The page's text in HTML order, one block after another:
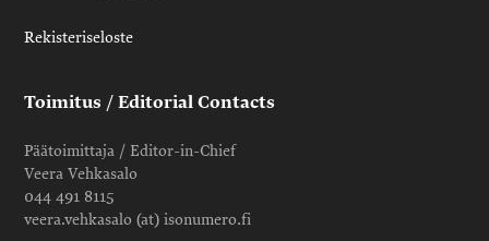
Rekisteriseloste
Toimitus / Editorial Contacts
Päätoimittaja / Editor-in-Chief
Veera Vehkasalo
044 491 8115
veera.vehkasalo (at) isonumero.fi